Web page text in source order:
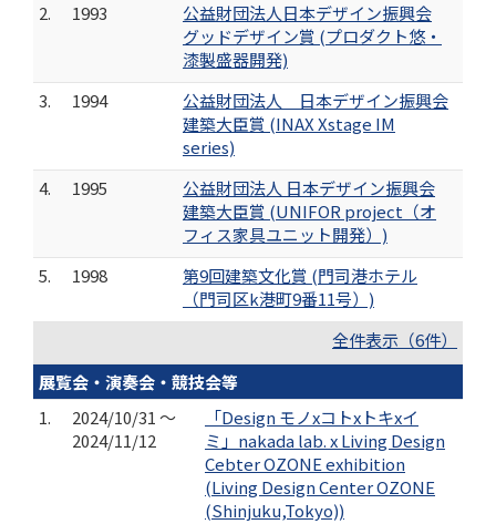
2.
1993
公益財団法人日本デザイン振興会
グッドデザイン賞 (プロダクト悠・
漆製盛器開発)
3.
1994
公益財団法人 日本デザイン振興会
建築大臣賞 (INAX Xstage IM
series)
4.
1995
公益財団法人 日本デザイン振興会
建築大臣賞 (UNIFOR project（オ
フィス家具ユニット開発）)
5.
1998
第9回建築文化賞 (門司港ホテル
（門司区k港町9番11号）)
全件表示（6件）
展覧会・演奏会・競技会等
1.
2024/10/31 ～
2024/11/12
「Design モノxコトxトキxイ
ミ」nakada lab. x Living Design
Cebter OZONE exhibition
(Living Design Center OZONE
(Shinjuku,Tokyo))